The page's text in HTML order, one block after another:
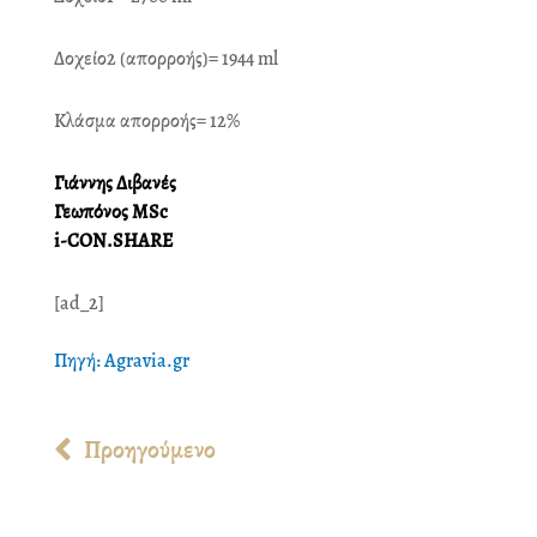
Δοχείο2 (απορροής)= 1944 ml
Κλάσμα απορροής= 12%
Γιάννης Διβανές
Γεωπόνος MSc
i-CON.SHARE
[ad_2]
Πηγή: Agravia.gr
Prev
Προηγούμενο